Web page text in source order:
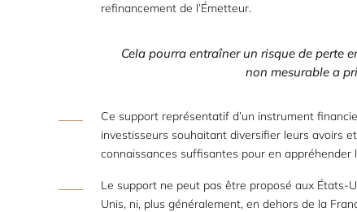
refinancement de l’Émetteur.
Cela pourra entraîner un risque de perte
non mesurable a
Ce support représentatif d’un instrument
investisseurs souhaitant diversifier leurs avoirs
connaissances suffisantes pour en appréhender
Le support ne peut pas être proposé aux États-
Unis, ni, plus généralement, en dehors de la